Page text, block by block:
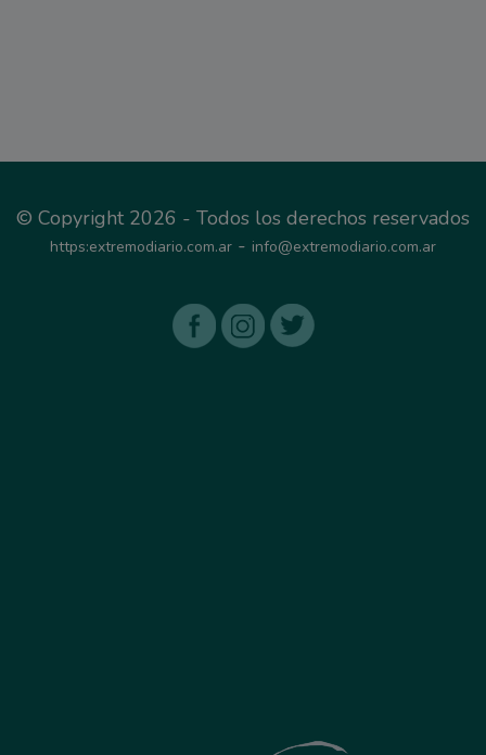
© Copyright 2026 - Todos los derechos reservados
https:extremodiario.com.ar - info@extremodiario.com.ar